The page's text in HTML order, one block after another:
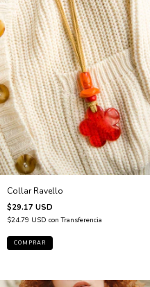
Collar Ravello
$29.17 USD
$24.79 USD con Transferencia